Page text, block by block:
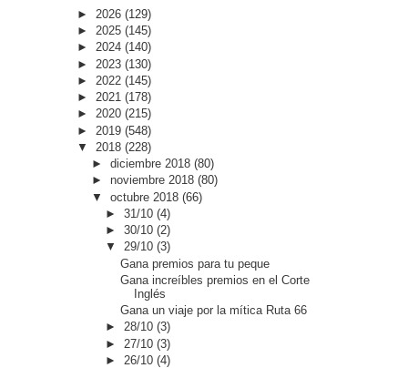
► 2026 (129)
► 2025 (145)
► 2024 (140)
► 2023 (130)
► 2022 (145)
► 2021 (178)
► 2020 (215)
► 2019 (548)
▼ 2018 (228)
► diciembre 2018 (80)
► noviembre 2018 (80)
▼ octubre 2018 (66)
►31/10(4)
►30/10(2)
▼29/10(3)
Gana premios para tu peque
Gana increíbles premios en el Corte
Inglés
Gana un viaje por la mítica Ruta 66
►28/10(3)
► 27/10(3)
► 26/10(4)